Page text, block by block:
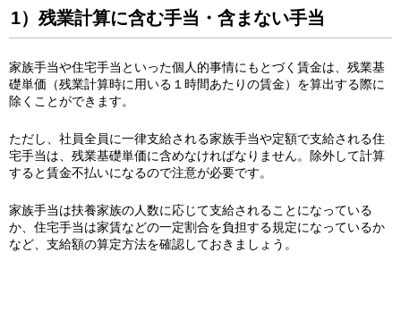
1）残業計算に含む手当・含まない手当
家族手当や住宅手当といった個人的事情にもとづく賃金は、残業基
礎単価（残業計算時に用いる１時間あたりの賃金）を算出する際に
除くことができます。
ただし、社員全員に一律支給される家族手当や定額で支給される住
宅手当は、残業基礎単価に含めなければなりません。除外して計算
すると賃金不払いになるので注意が必要です。
家族手当は扶養家族の人数に応じて支給されることになっている
か、住宅手当は家賃などの一定割合を負担する規定になっているか
など、支給額の算定方法を確認しておきましょう。